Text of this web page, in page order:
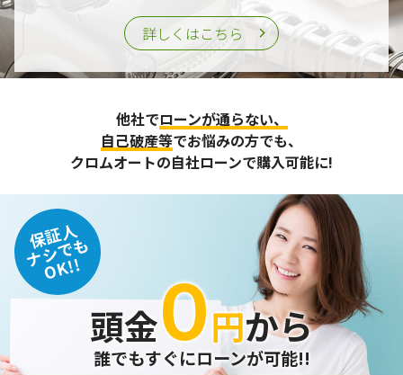
る場合を除き、第三者に提供することはいたしません。
個人情報の管理
失、破壊、改ざん及び漏えいなどに対する予防ならびに是正
に努め、合理的な安全対策を講じます。
また、個人情報保護に関する法令およびその他の規範を遵守
するとともに、この方針に基づく個人情報保護規程や体制を
定め、その内容を継続的に見直し、改善に努めます。
個人情報の訂正･削除・開示
ご本人から、登録されている個人情報について訂正・削除・
開示の請求があった場合は、迅速に対応いたします。
当ホームページが保有する個人情報の取り扱い、および訂
正・削除・開示等に関するお問い合わせ先は、以下の通りで
詳しくはこちら
他社でローンが通らない、
自己破産等でお悩みの方でも、
クロムオートの自社ローンで購入可能に!
保証人
ナシでも
OK!!
頭金０円から
誰でもすぐにローンが可能!!